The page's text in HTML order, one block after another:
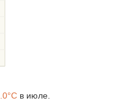
Club Hotel Phaselis Rose 5*
в июле.